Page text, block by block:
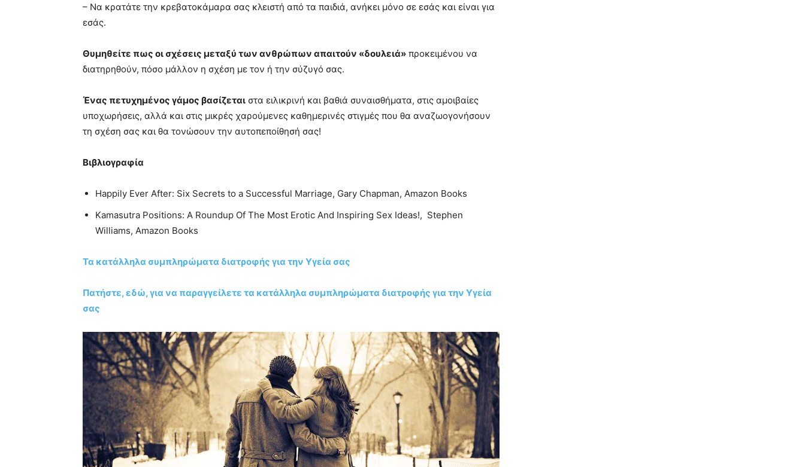
– Να κρατάτε την κρεβατοκάμαρα σας κλειστή από τα παιδιά, ανήκει μόνο σε εσάς και είναι για
εσάς.
Θυμηθείτε πως οι σχέσεις μεταξύ των ανθρώπων απαιτούν «δουλειά» προκειμένου να
διατηρηθούν, πόσο μάλλον η σχέση με τον ή την σύζυγό σας.
Ένας πετυχημένος γάμος βασίζεται στα ειλικρινή και βαθιά συναισθήματα, στις αμοιβαίες
υποχωρήσεις, αλλά και στις μικρές χαρούμενες καθημερινές στιγμές που θα αναζωογονήσουν
τη σχέση σας και θα τονώσουν την αυτοπεποίθησή σας!
Βιβλιογραφία
Happily Ever After: Six Secrets to a Successful Marriage, Gary Chapman, Amazon Books
Kamasutra Positions: A Roundup Of The Most Erotic And Inspiring Sex Ideas!, Stephen
Williams, Amazon Books
Τα κατάλληλα συμπληρώματα διατροφής για την Υγεία σας
Πατήστε, εδώ, για να παραγγείλετε τα κατάλληλα συμπληρώματα διατροφής για την Υγεία
σας